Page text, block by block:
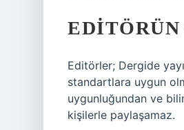
Editörler; Dergide
standartlara uygun
uygunluğundan ve
kişilerle paylaşamaz.